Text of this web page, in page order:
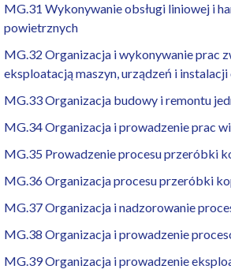
MG.31 Wykonywanie obsługi liniowej i
powietrznych
MG.32 Organizacja i wykonywanie prac
eksploatacją maszyn, urządzeń i
MG.33 Organizacja budowy i remontu
MG.34 Organizacja i prowadzenie prac
MG.35 Prowadzenie procesu przeróbki
MG.36 Organizacja procesu przeróbki
MG.37 Organizacja i nadzorowanie
MG.38 Organizacja i prowadzenie
MG.39 Organizacja i prowadzenie